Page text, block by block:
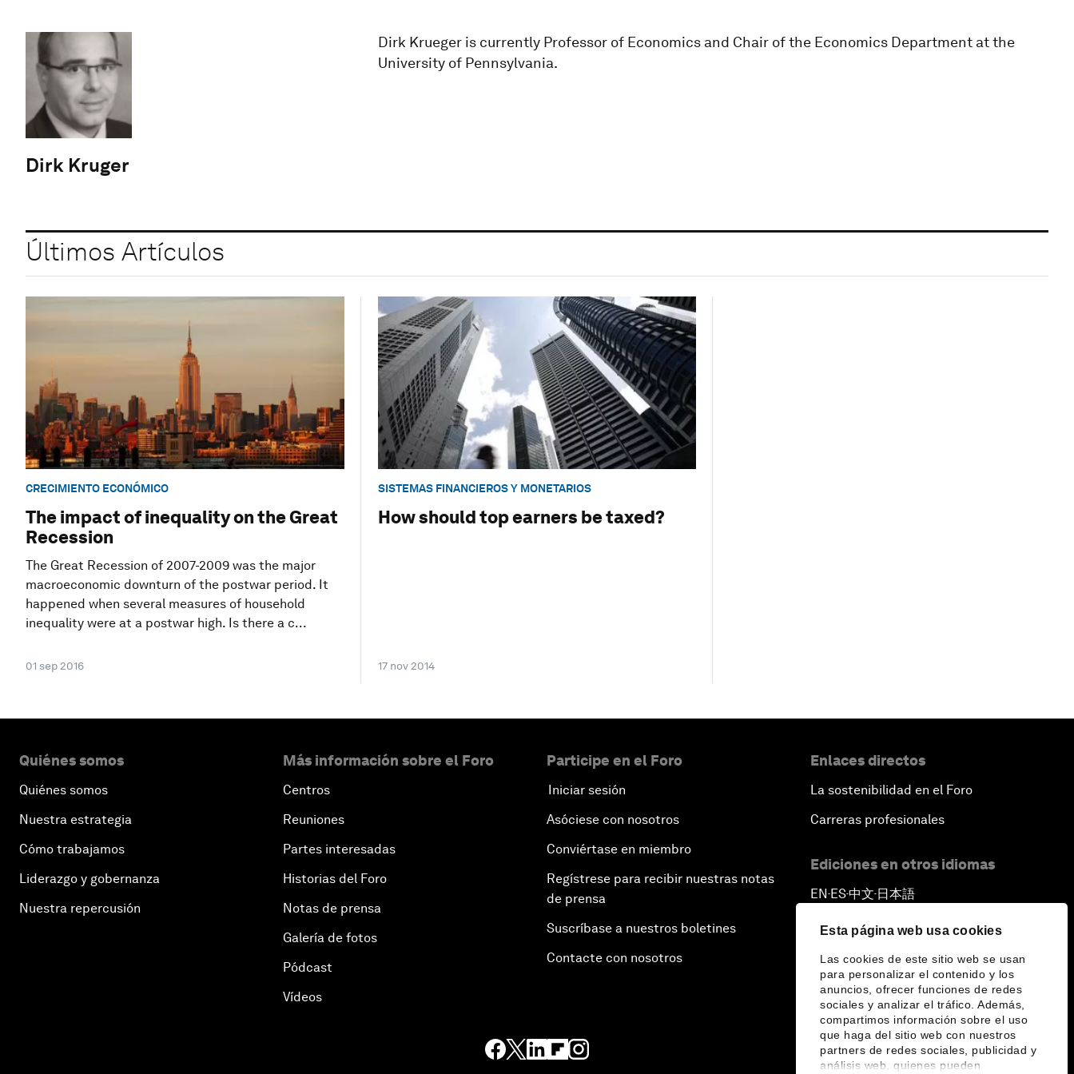
Esta página web usa cookies
Las cookies de este sitio web se usan
para personalizar el contenido y los
anuncios, ofrecer funciones de redes
sociales y analizar el tráfico. Además,
compartimos información sobre el uso
que haga del sitio web con nuestros
partners de redes sociales, publicidad y
análisis web, quienes pueden
Dirk Kruger
Dirk Krueger is currently Professor of Economics and Chair of the Economics Department at the
University of Pennsylvania.
Últimos Artículos
CRECIMIENTO ECONÓMICO
The impact of inequality on the Great
Recession
The Great Recession of 2007-2009 was the major
macroeconomic downturn of the postwar period. It
happened when several measures of household
inequality were at a postwar high. Is there a c...
01 sep 2016
SISTEMAS FINANCIEROS Y MONETARIOS
How should top earners be taxed?
17 nov 2014
Quiénes somos
Quiénes somos
Nuestra estrategia
Cómo trabajamos
Liderazgo y gobernanza
Nuestra repercusión
Más información sobre el Foro
Centros
Reuniones
Partes interesadas
Historias del Foro
Notas de prensa
Galería de fotos
Pódcast
Vídeos
Participe en el Foro
Iniciar sesión
Asóciese con nosotros
Conviértase en miembro
Regístrese para recibir nuestras notas
de prensa
Suscríbase a nuestros boletines
Contacte con nosotros
Enlaces directos
La sostenibilidad en el Foro
Carreras profesionales
Ediciones en otros idiomas
EN ▪ ES▪中文▪ 日本語